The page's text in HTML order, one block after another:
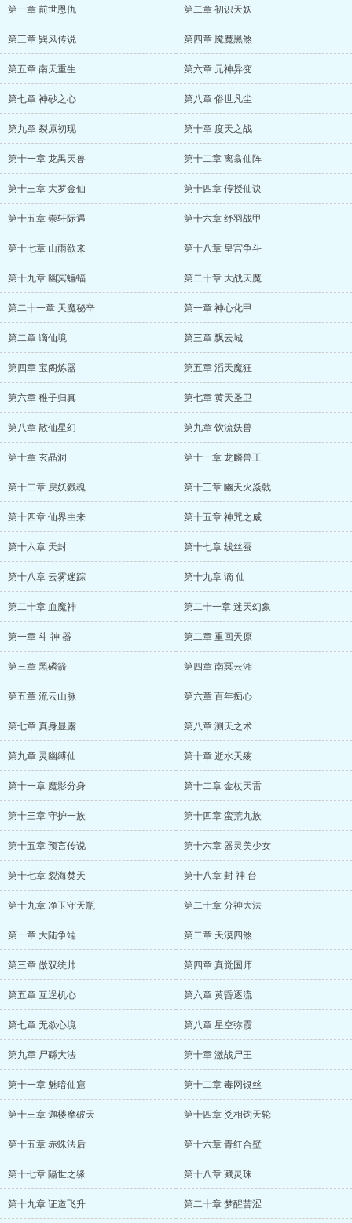
第一章 前世恩仇 第二章 初识天妖
第三章 巽风传说 第四章 魇魔黑煞
第五章 南天重生 第六章 元神异变
第七章 神砂之心 第八章 俗世凡尘
第九章 裂原初现 第十章 度天之战
第十一章 龙禺天兽 第十二章 离翕仙阵
第十三章 大罗金仙 第十四章 传授仙诀
第十五章 崇轩际遇 第十六章 纾羽战甲
第十七章 山雨欲来 第十八章 皇宫争斗
第十九章 幽冥蝙蝠 第二十章 大战天魔
第二十一章 天魔秘辛 第一章 神心化甲
第二章 谪仙境 第三章 飘云城
第四章 宝阁炼器 第五章 滔天魔狂
第六章 稚子归真 第七章 黄天圣卫
第八章 散仙星幻 第九章 饮流妖兽
第十章 玄晶洞 第十一章 龙麟兽王
第十二章 戾妖戮魂 第十三章 豳天火焱戟
第十四章 仙界由来 第十五章 神咒之威
第十六章 天封 第十七章 线丝蚕
第十八章 云雾迷踪 第十九章 谪 仙
第二十章 血魔神 第二十一章 迷天幻象
第一章 斗 神 器 第二章 重回天原
第三章 黑磷箭 第四章 南冥云湘
第五章 流云山脉 第六章 百年痴心
第七章 真身显露 第八章 测天之术
第九章 灵幽缚仙 第十章 逝水天殇
第十一章 魔影分身 第十二章 金杖天雷
第十三章 守护一族 第十四章 蛮荒九族
第十五章 预言传说 第十六章 器灵美少女
第十七章 裂海焚天 第十八章 封 神 台
第十九章 净玉守天瓶 第二十章 分神大法
第一章 大陆争端 第二章 天漠四煞
第三章 傲双统帅 第四章 真觉国师
第五章 互逞机心 第六章 黄昏逐流
第七章 无欲心境 第八章 星空弥霞
第九章 尸繇大法 第十章 激战尸王
第十一章 魅暗仙窟 第十二章 毒网银丝
第十三章 迦楼摩破天 第十四章 爻相钧天轮
第十五章 赤蛛法后 第十六章 青红合壁
第十七章 隔世之缘 第十八章 藏灵珠
第十九章 证道飞升 第二十章 梦醒苦涩